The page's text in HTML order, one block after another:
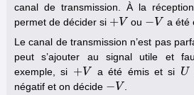
canal de transmission. À la
permet de décider si +V
+V ou −V
−V
a été
Le canal de transmission n’est pas
peut s’ajouter au signal utile et
exemple, si +V
+V a été émis et si U
U<
négatif et on décide −V
−V